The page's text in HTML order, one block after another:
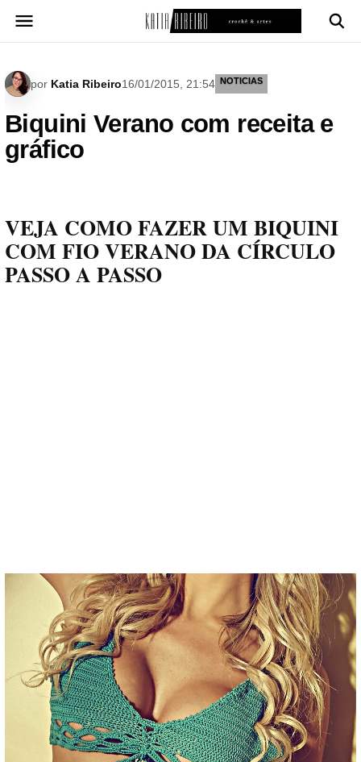
para
por Katia Ribeiro16/01/2015, 21:54 NOTICIAS
Biquini Verano com receita e
gráfico
VEJA COMO FAZER UM BIQUINI
COM FIO VERANO DA CÍRCULO
PASSO A PASSO